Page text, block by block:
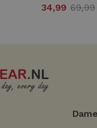
34,99 69,99